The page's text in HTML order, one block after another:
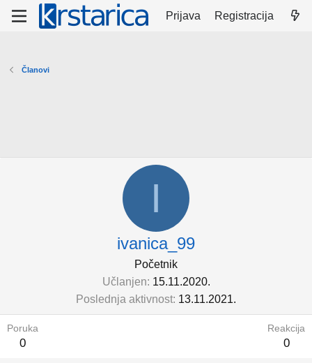
Prijava Registracija
Članovi
I
ivanica_99
Početnik
Učlanjen 15.11.2020.
Poslednja aktivnost 13.11.2021.
Poruka
0
Reakcija
0